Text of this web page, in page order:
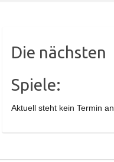
Die nächsten
Spiele:
Aktuell steht kein Termin an